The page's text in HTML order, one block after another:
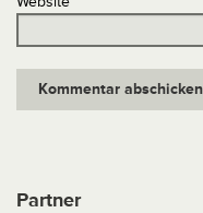
Partner